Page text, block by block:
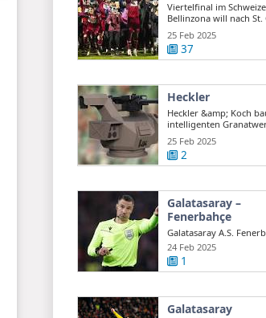
Viertelfinal im
Bellinzona will nach St.
auch ...
25 Feb 2025
37
Heckler
Heckler &amp; Koch
intelligenten
gegen Drohnen
25 Feb 2025
2
Galatasaray –
Fenerbahçe
Galatasaray A.S.
A.S. en direct Süper Lig
...
24 Feb 2025
1
Galatasaray